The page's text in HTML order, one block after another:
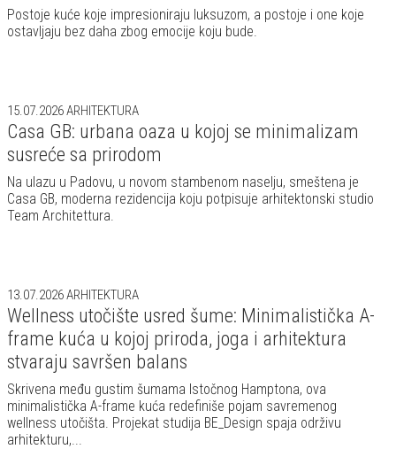
Postoje kuće koje impresioniraju luksuzom, a postoje i one koje
ostavljaju bez daha zbog emocije koju bude.
15.07.2026ARHITEKTURA
Casa GB: urbana oaza u kojoj se minimalizam
susreće sa prirodom
Na ulazu u Padovu, u novom stambenom naselju, smeštena je
Casa GB, moderna rezidencija koju potpisuje arhitektonski studio
Team Architettura.
13.07.2026ARHITEKTURA
Wellness utočište usred šume: Minimalistička A-
frame kuća u kojoj priroda, joga i arhitektura
stvaraju savršen balans
Skrivena među gustim šumama Istočnog Hamptona, ova
minimalistička A-frame kuća redefiniše pojam savremenog
wellness utočišta. Projekat studija BE_Design spaja održivu
arhitekturu,...